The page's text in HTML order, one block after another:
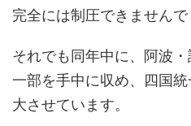
完全には制圧できませんで
それでも同年中に、阿波
一部を手中に収め、四国
大させています。